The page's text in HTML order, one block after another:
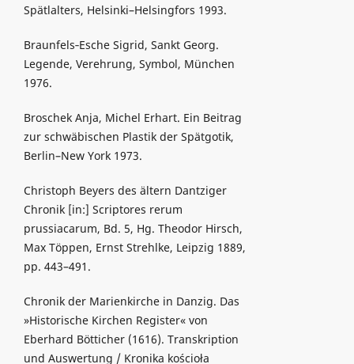
Spätlalters, Helsinki–Helsingfors 1993.
Braunfels‑Esche Sigrid, Sankt Georg.
Legende, Verehrung, Symbol, München
1976.
Broschek Anja, Michel Erhart. Ein Beitrag
zur schwäbischen Plastik der Spätgotik,
Berlin–New York 1973.
Christoph Beyers des ältern Dantziger
Chronik [in:] Scriptores rerum
prussiacarum, Bd. 5, Hg. Theodor Hirsch,
Max Töppen, Ernst Strehlke, Leipzig 1889,
pp. 443–491.
Chronik der Marienkirche in Danzig. Das
»Historische Kirchen Register« von
Eberhard Bötticher (1616). Transkription
und Auswertung / Kronika kościoła